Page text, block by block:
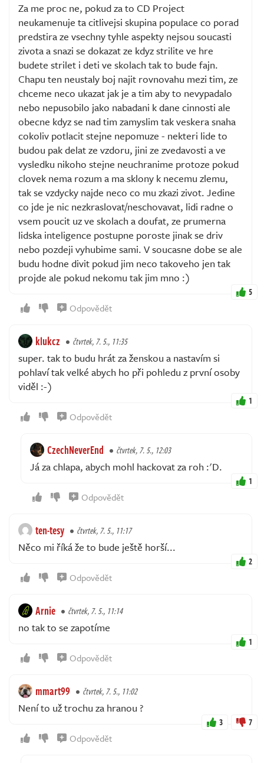
Za me proc ne, pokud za to CD Project
neukamenuje ta citlivejsi skupina populace co porad
predstira ze vsechny tyhle aspekty nejsou soucasti
zivota a snazi se dokazat ze kdyz strilite ve hre
budete strilet i deti ve skolach tak to bude fajn.
Chapu ten neustaly boj najit rovnovahu mezi tim, ze
chceme neco ukazat jak je a tim aby to nevypadalo
nebo nepusobilo jako nabadani k dane cinnosti ale
obecne kdyz se nad tim zamyslim tak veskera snaha
cokoliv potlacit stejne nepomuze - nekteri lide to
budou pak delat ze vzdoru, jini ze zvedavosti a ve
vysledku nikoho stejne neuchranime protoze pokud
clovek nema rozum a ma sklony k necemu zlemu,
tak se vzdycky najde neco co mu zkazi zivot. Jedine
co jde je nic nezkraslovat/neschovavat, lidi radne o
vsem poucit uz ve skolach a doufat, ze prumerna
lidska inteligence postupne poroste jinak se driv
nebo pozdeji vyhubime sami. V soucasne dobe se ale
budu hodne divit pokud jim neco takoveho jen tak
projde ale pokud nekomu tak jim mno :)
5
Odpovědět
klukcz čtvrtek, 7. 5., 11:35
super. tak to budu hrát za ženskou a nastavím si
pohlaví tak velké abych ho při pohledu z první osoby
viděl :-)
1
Odpovědět
CzechNeverEnd čtvrtek, 7. 5., 12:03
Já za chlapa, abych mohl hackovat za roh :'D.
1
Odpovědět
ten-tesy čtvrtek, 7. 5., 11:17
Něco mi říká že to bude ještě horší...
2
Odpovědět
Arnie čtvrtek, 7. 5., 11:14
no tak to se zapotíme
1
Odpovědět
mmart99 čtvrtek, 7. 5., 11:02
Není to už trochu za hranou ?
3 7
Odpovědět